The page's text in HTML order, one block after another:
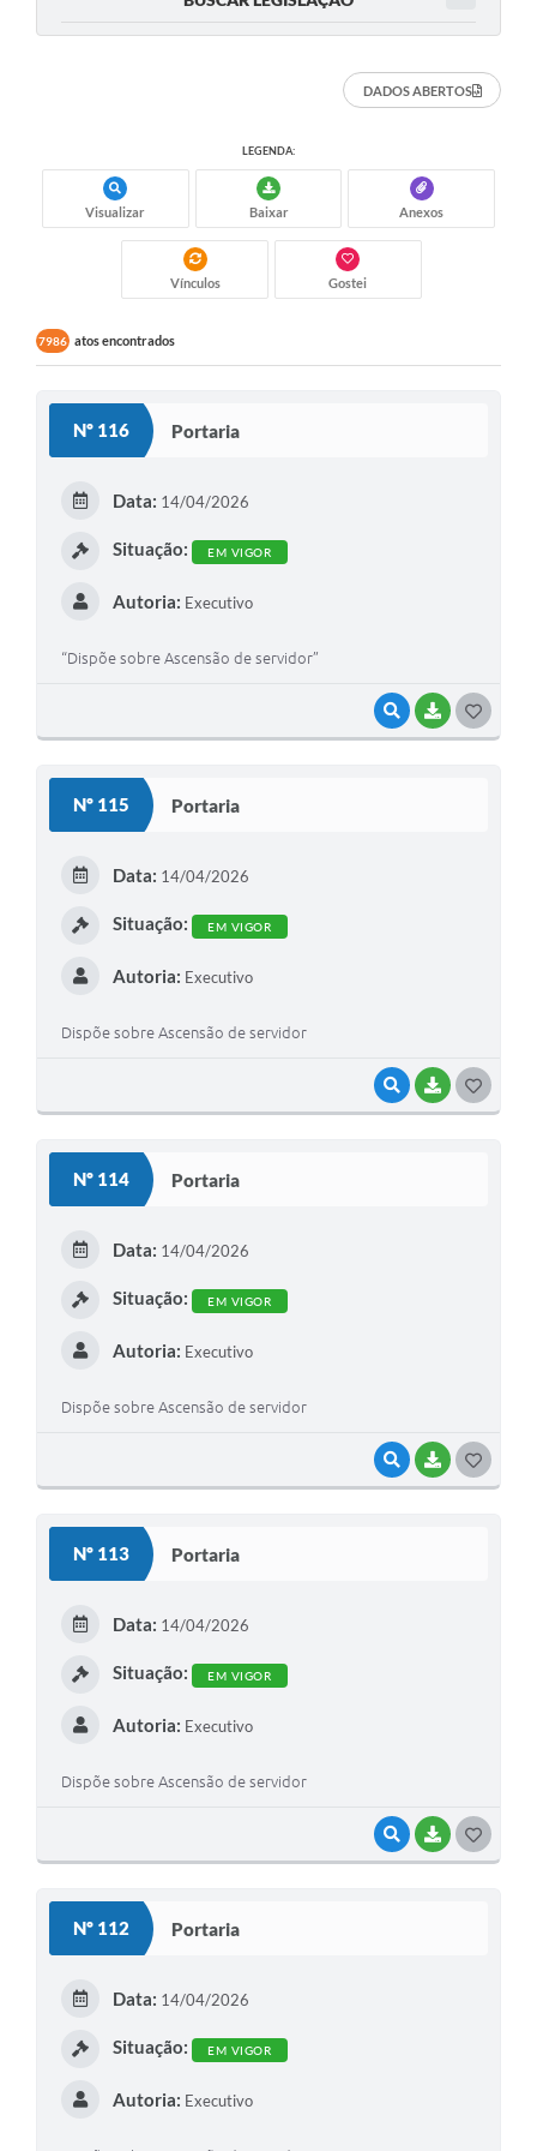
DADOS ABERTOS
LEGENDA:
Visualizar Baixar Anexos
Vínculos Gostei
7986 atos encontrados
Nº 116 Portaria
VISUALIZAR
BAIXAR
Data: 14/04/2026
Situação: EM VIGOR
Autoria: Executivo
“Dispõe sobre Ascensão de servidor”
Nº 115 Portaria
VISUALIZAR
BAIXAR
Data: 14/04/2026
Situação: EM VIGOR
Autoria: Executivo
Dispõe sobre Ascensão de servidor
Nº 114 Portaria
VISUALIZAR
BAIXAR
Data: 14/04/2026
Situação: EM VIGOR
Autoria: Executivo
Dispõe sobre Ascensão de servidor
Nº 113 Portaria
VISUALIZAR
BAIXAR
Data: 14/04/2026
Situação: EM VIGOR
Autoria: Executivo
Dispõe sobre Ascensão de servidor
Nº 112 Portaria
Data: 14/04/2026
Situação: EM VIGOR
Autoria: Executivo